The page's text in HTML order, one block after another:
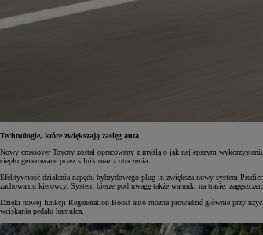
Technologie, które zwiększają zasięg auta
Nowy crossover Toyoty został opracowany z myślą o jak najlepszym
ciepło generowane przez silnik oraz z otoczenia.
Efektywność działania napędu hybrydowego plug-in zwiększa nowy system
zachowaniu kierowcy. System bierze pod uwagę także warunki na trasie,
Dzięki nowej funkcji Regeneration Boost auto można prowadzić głównie przy
wciskania pedału hamulca.